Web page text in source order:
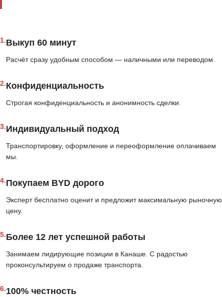
1.Выкуп 60 минут
Расчёт сразу удобным способом — наличными или переводом.
2.Конфиденциальность
Строгая конфиденциальность и анонимность сделки.
3.Индивидуальный подход
Транспортировку, оформление и переоформление оплачиваем
мы.
4.Покупаем BYD дорого
Эксперт бесплатно оценит и предложит максимальную рыночную
цену.
5.Более 12 лет успешной работы
Занимаем лидирующие позиции в Канаше. С радостью
проконсультируем о продаже транспорта.
6.100% честность